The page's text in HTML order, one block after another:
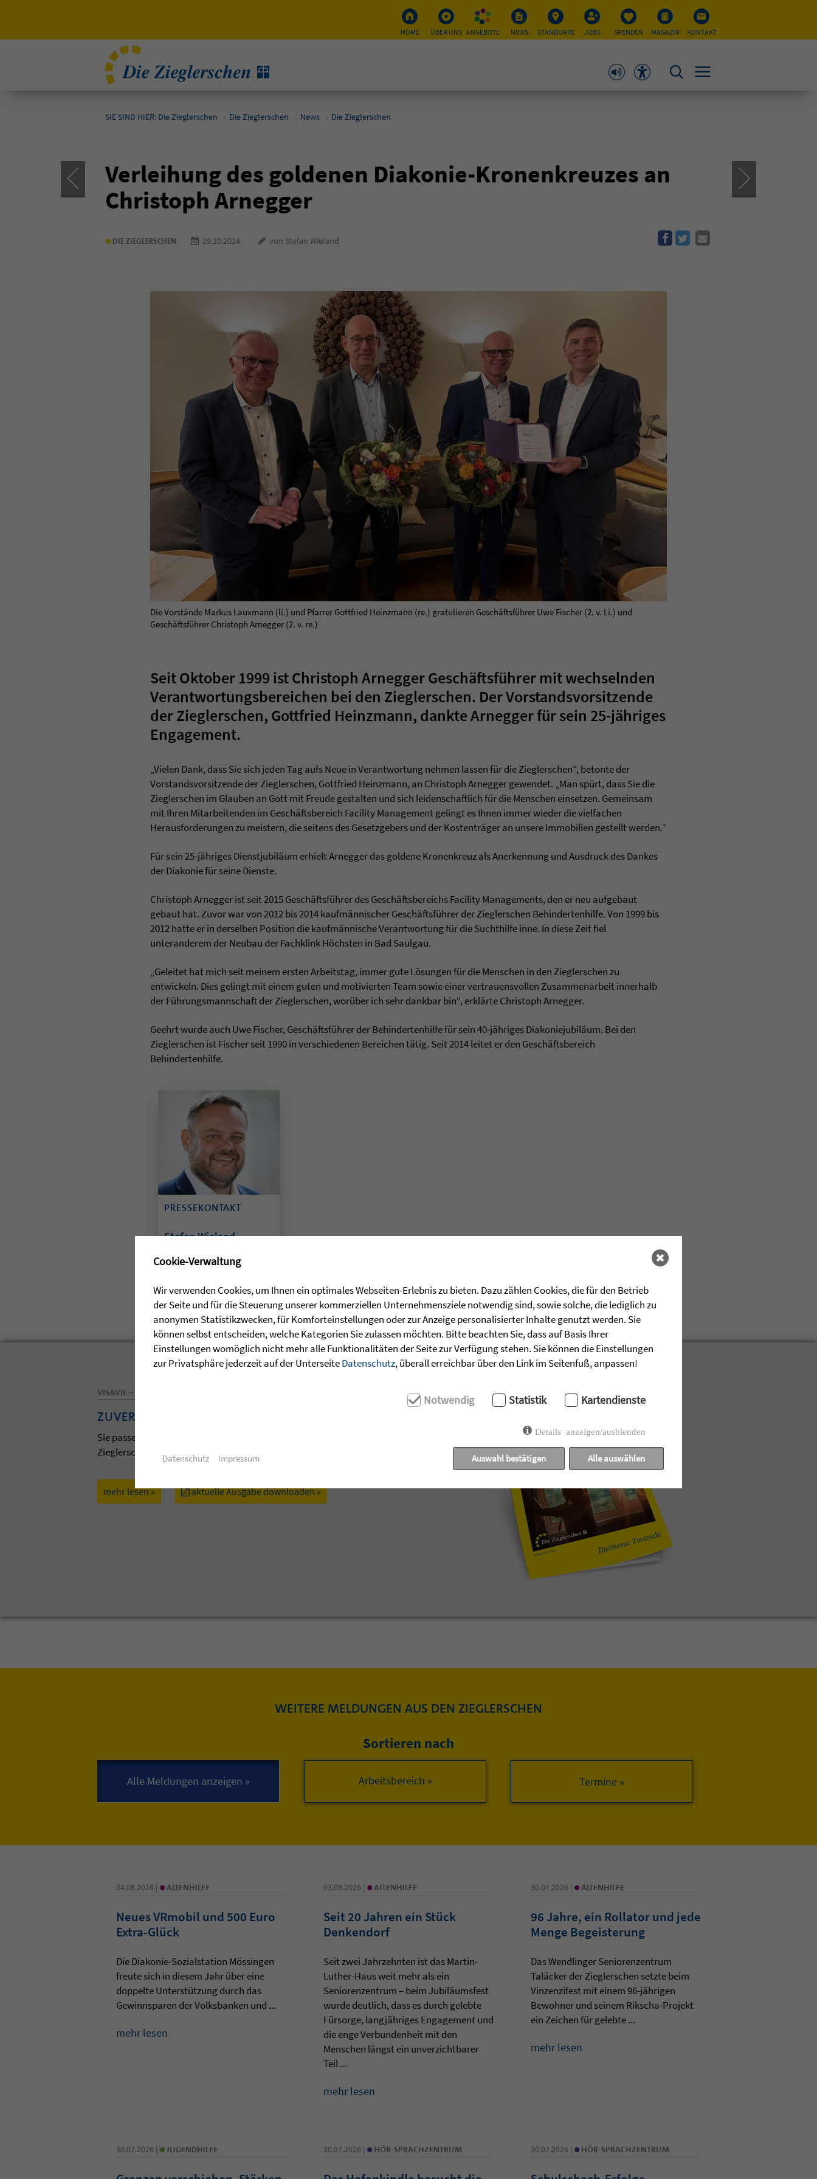
HOME ÜBER UNS ANGEBOTE NEWS STANDORTE JOBS SPENDEN MAGAZIN KONTAKT
SIE SIND HIER: Die Zieglerschen Die Zieglerschen News Die Zieglerschen
Verleihung des goldenen Diakonie-Kronenkreuzes an
Christoph Arnegger
• DIE ZIEGLERSCHEN 29.10.2024 von Stefan Wieland
Die Vorstände Markus Lauxmann (li.) und Pfarrer Gottfried Heinzmann (re.) gratulieren Geschäftsführer Uwe Fischer (2. v. Li.) und
Geschäftsführer Christoph Arnegger (2. v. re.)
Seit Oktober 1999 ist Christoph Arnegger Geschäftsführer mit wechselnden
Verantwortungsbereichen bei den Zieglerschen. Der Vorstandsvorsitzende
der Zieglerschen, Gottfried Heinzmann, dankte Arnegger für sein 25-jähriges
Engagement.
„Vielen Dank, dass Sie sich jeden Tag aufs Neue in Verantwortung nehmen lassen für die Zieglerschen“, betonte der
Vorstandsvorsitzende der Zieglerschen, Gottfried Heinzmann, an Christoph Arnegger gewendet. „Man spürt, dass Sie die
Zieglerschen im Glauben an Gott mit Freude gestalten und sich leidenschaftlich für die Menschen einsetzen. Gemeinsam
mit Ihren Mitarbeitenden im Geschäftsbereich Facility Management gelingt es Ihnen immer wieder die vielfachen
Herausforderungen zu meistern, die seitens des Gesetzgebers und der Kostenträger an unsere Immobilien gestellt werden.“
Für sein 25-jähriges Dienstjubiläum erhielt Arnegger das goldene Kronenkreuz als Anerkennung und Ausdruck des Dankes
der Diakonie für seine Dienste.
Christoph Arnegger ist seit 2015 Geschäftsführer des Geschäftsbereichs Facility Managements, den er neu aufgebaut
gebaut hat. Zuvor war von 2012 bis 2014 kaufmännischer Geschäftsführer der Zieglerschen Behindertenhilfe. Von 1999 bis
2012 hatte er in derselben Position die kaufmännische Verantwortung für die Suchthilfe inne. In diese Zeit fiel
unteranderem der Neubau der Fachklink Höchsten in Bad Saulgau.
„Geleitet hat mich seit meinem ersten Arbeitstag, immer gute Lösungen für die Menschen in den Zieglerschen zu
entwickeln. Dies gelingt mit einem guten und motivierten Team sowie einer vertrauensvollen Zusammenarbeit innerhalb
der Führungsmannschaft der Zieglerschen, worüber ich sehr dankbar bin“, erklärte Christoph Arnegger.
Geehrt wurde auch Uwe Fischer, Geschäftsführer der Behindertenhilfe für sein 40-jähriges Diakoniejubiläum. Bei den
Zieglerschen ist Fischer seit 1990 in verschiedenen Bereichen tätig. Seit 2014 leitet er den Geschäftsbereich
Behindertenhilfe.
PRESSEKONTAKT
Stefan Wieland
07503 929-257
VISAVIE – DAS MAGAZIN DER ZIEGLERSCHEN
ZUVERSICHT
Sie passen zum Frühling und zur Osterzeit: Geschichten der Zuversicht aus den
Zieglerschen. Lassen Sie sich davon anstecken.
mehr lesen » aktuelle Ausgabe downloaden »
WEITERE MELDUNGEN AUS DEN ZIEGLERSCHEN
Sortieren nach
Arbeitsbereich »
04.08.2026 | • ALTENHILFE
Neues VRmobil und 500 Euro
Extra-Glück
Die Diakonie-Sozialstation Mössingen
freute sich in diesem Jahr über eine
doppelte Unterstützung durch das
Gewinnsparen der Volksbanken und ...
mehr lesen
03.08.2026 | • ALTENHILFE
Seit 20 Jahren ein Stück
Denkendorf
Seit zwei Jahrzehnten ist das Martin-
Luther-Haus weit mehr als ein
Seniorenzentrum – beim Jubiläumsfest
wurde deutlich, dass es durch gelebte
Fürsorge, langjähriges Engagement und
die enge Verbundenheit mit den
Menschen längst ein unverzichtbarer
Teil ...
mehr lesen
30.07.2026 | • ALTENHILFE
96 Jahre, ein Rollator und jede
Menge Begeisterung
Das Wendlinger Seniorenzentrum
Taläcker der Zieglerschen setzte beim
Vinzenzifest mit einem 96-jährigen
Bewohner und seinem Rikscha-Projekt
ein Zeichen für gelebte ...
mehr lesen
30.07.2026 | • JUGENDHILFE 30.07.2026 | • HÖR-SPRACHZENTRUM 30.07.2026 | • HÖR-SPRACHZENTRUM
Cookie-Verwaltung
Wir verwenden Cookies, um Ihnen ein optimales Webseiten-Erlebnis zu bieten. Dazu zählen Cookies, die für den Betrieb
der Seite und für die Steuerung unserer kommerziellen Unternehmensziele notwendig sind, sowie solche, die lediglich zu
anonymen Statistikzwecken, für Komforteinstellungen oder zur Anzeige personalisierter Inhalte genutzt werden. Sie
können selbst entscheiden, welche Kategorien Sie zulassen möchten. Bitte beachten Sie, dass auf Basis Ihrer
Einstellungen womöglich nicht mehr alle Funktionalitäten der Seite zur Verfügung stehen. Sie können die Einstellungen
zur Privatsphäre jederzeit auf der UnterseiteDatenschutz, überall erreichbar über den Link im Seitenfuß, anpassen!
Notwendig Statistik Kartendienste
Details anzeigen/ausblenden
Auswahl bestätigen Alle auswählen
Datenschutz Impressum